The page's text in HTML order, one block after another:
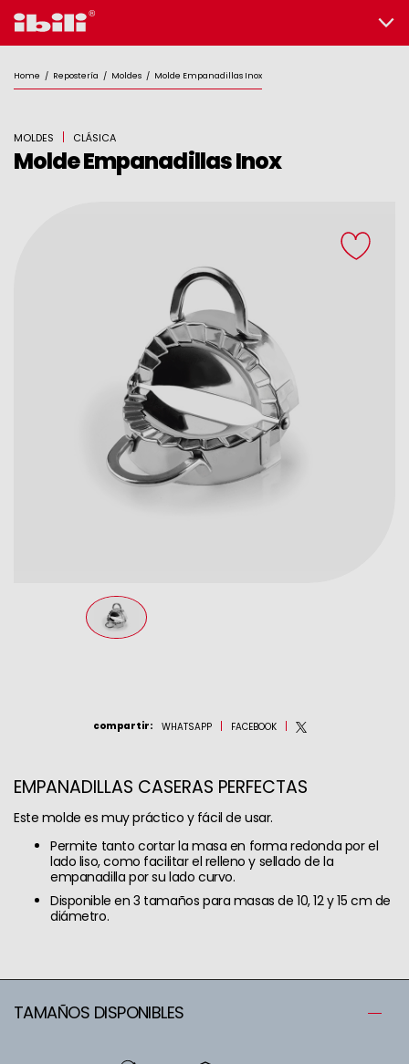
Home / Repostería / Moldes / Molde Empanadillas Inox
MOLDES CLÁSICA
Molde Empanadillas Inox
compartir: WHATSAPP FACEBOOK
EMPANADILLAS CASERAS PERFECTAS
Este molde es muy práctico y fácil de usar.
Permite tanto cortar la masa en forma redonda por el
lado liso, como facilitar el relleno y sellado de la
empanadilla por su lado curvo.
Disponible en 3 tamaños para masas de 10, 12 y 15 cm de
diámetro.
TAMAÑOS DISPONIBLES